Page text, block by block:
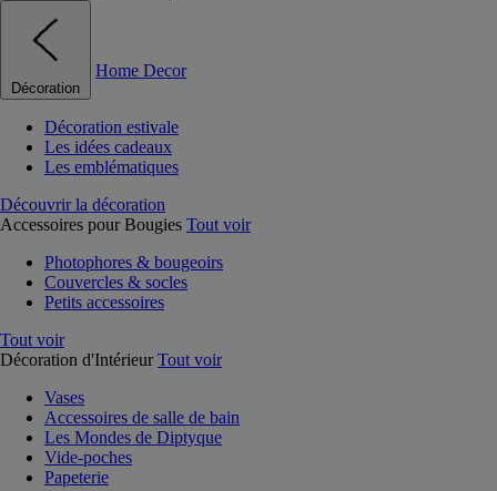
Décoration
Home Decor
Décoration estivale
Les idées cadeaux
Les emblématiques
Découvrir la décoration
Accessoires pour Bougies Tout voir
Photophores & bougeoirs
Couvercles & socles
Petits accessoires
Tout voir
Décoration d'Intérieur Tout voir
Vases
Accessoires de salle de bain
Les Mondes de Diptyque
Vide-poches
Papeterie